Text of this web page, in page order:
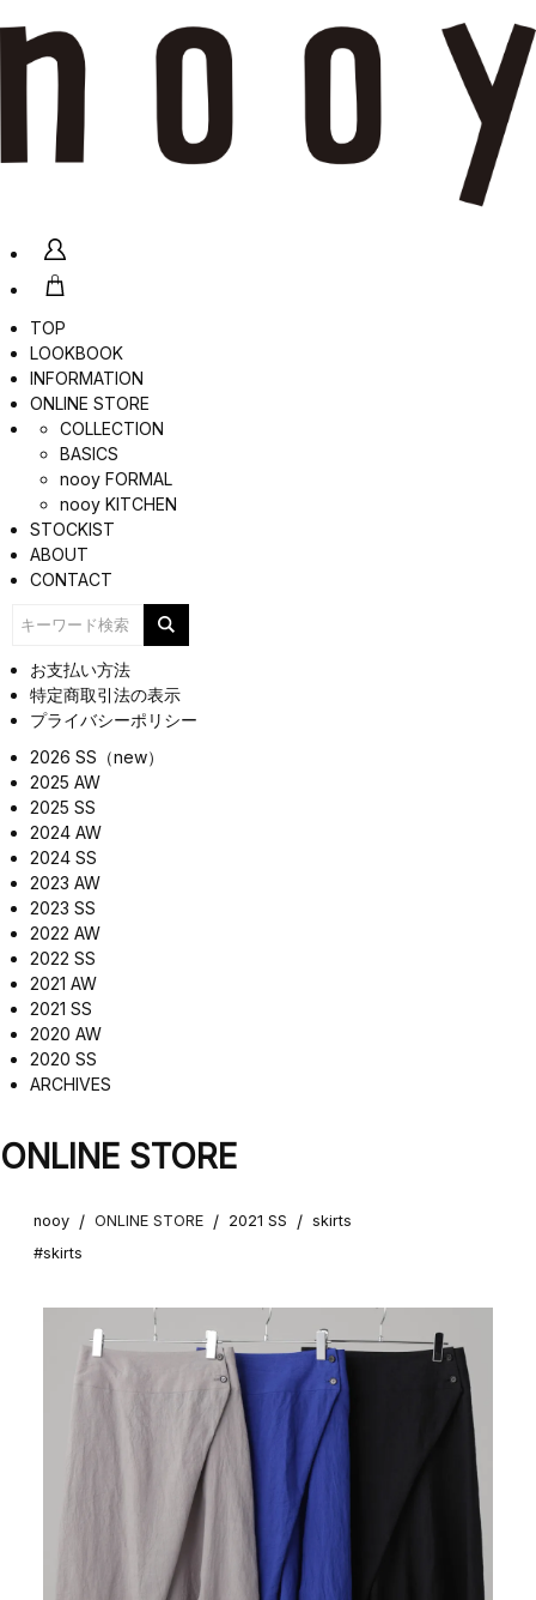
TOP
LOOKBOOK
INFORMATION
ONLINE STORE
COLLECTION
BASICS
nooy FORMAL
nooy KITCHEN
STOCKIST
ABOUT
CONTACT
お支払い方法
特定商取引法の表示
プライバシーポリシー
2026 SS（new）
2025 AW
2025 SS
2024 AW
2024 SS
2023 AW
2023 SS
2022 AW
2022 SS
2021 AW
2021 SS
2020 AW
2020 SS
ARCHIVES
ONLINE STORE
nooy / ONLINE STORE / 2021 SS / skirts
#skirts